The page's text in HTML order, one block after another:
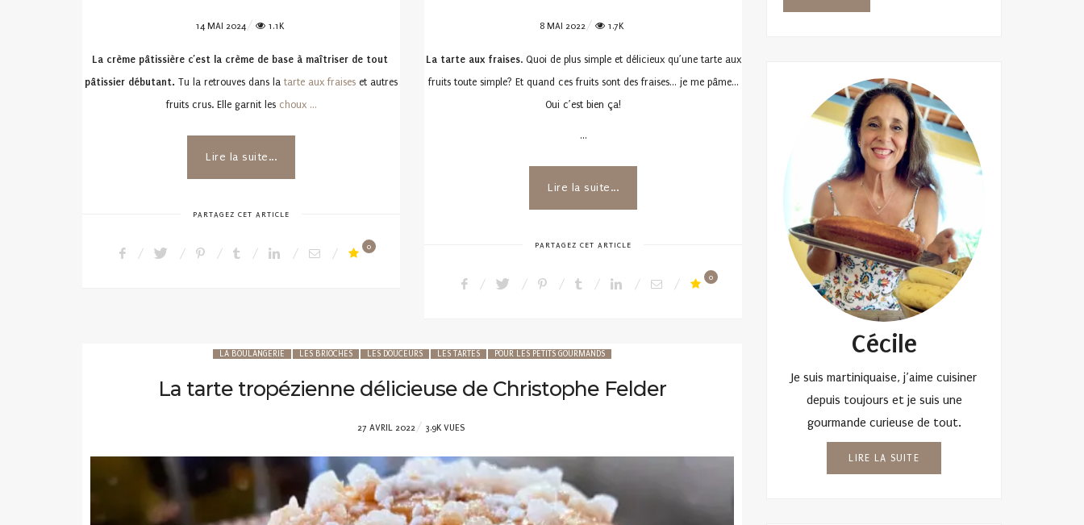
POSTED
14 MAI 2024 1.1K
La crème pâtissière c’est la crème de base à maîtriser de tout
pâtissier débutant. Tu la retrouves dans latarte aux fraises et autres
fruits crus. Elle garnit les choux …
Lire la suite...
PARTAGEZ CET ARTICLE
0
POSTED
8 MAI 2022 1.7K
La tarte aux fraises. Quoi de plus simple et délicieux qu’une tarte aux
fruits toute simple? Et quand ces fruits sont des fraises… je me pâme…
Oui c’est bien ça!
…
Lire la suite...
PARTAGEZ CET ARTICLE
0
LA BOULANGERIE LES BRIOCHES LES DOUCEURS LES TARTES POUR LES PETITS GOURMANDS
La tarte tropézienne délicieuse de Christophe Felder
POSTED
27 AVRIL 2022 3.9K VUES
Cécile
Je suis martiniquaise, j’aime cuisiner
depuis toujours et je suis une
gourmande curieuse de tout.
LIRE LA SUITE